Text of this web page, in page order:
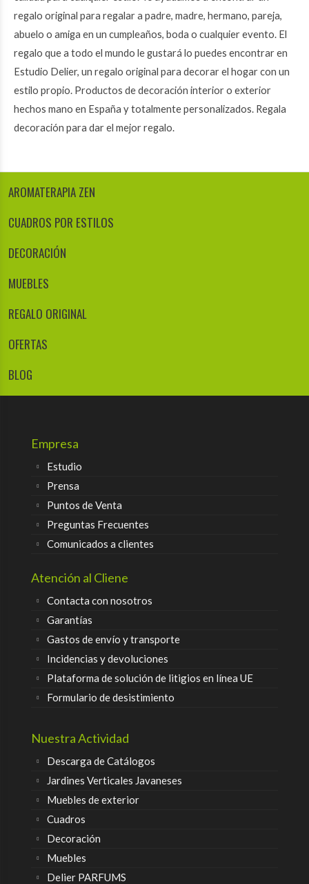
regalo original para regalar a padre, madre, hermano, pareja,
abuelo o amiga en un cumpleaños, boda o cualquier evento. El
regalo que a todo el mundo le gustará lo puedes encontrar en
Estudio Delier, un regalo original para decorar el hogar con un
estilo propio. Productos de decoración interior o exterior
hechos mano en España y totalmente personalizados. Regala
decoración para dar el mejor regalo.
AROMATERAPIA ZEN
CUADROS POR ESTILOS
DECORACIÓN
MUEBLES
REGALO ORIGINAL
OFERTAS
BLOG
Empresa
Estudio
Prensa
Puntos de Venta
Preguntas Frecuentes
Comunicados a clientes
Atención al Cliene
Contacta con nosotros
Garantías
Gastos de envío y transporte
Incidencias y devoluciones
Plataforma de solución de litigios en línea UE
Formulario de desistimiento
Nuestra Actividad
Descarga de Catálogos
Jardines Verticales Javaneses
Muebles de exterior
Cuadros
Decoración
Muebles
Delier PARFUMS